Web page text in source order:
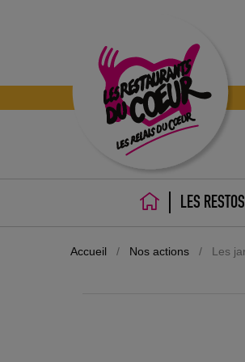
ACCUEIL
LES
Accueil / Nos actions / Les